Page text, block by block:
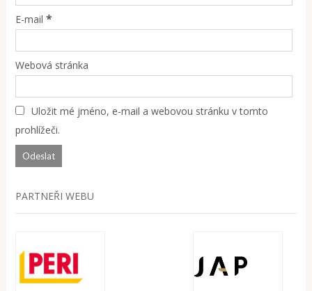
E-mail *
Webová stránka
Uložit mé jméno, e-mail a webovou stránku v tomto
prohlížeči.
PARTNEŘI WEBU